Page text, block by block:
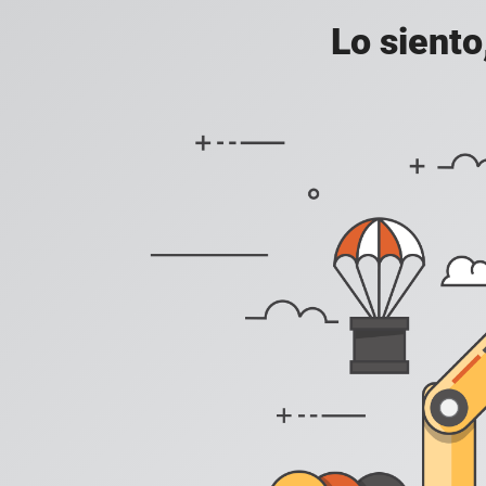
Lo